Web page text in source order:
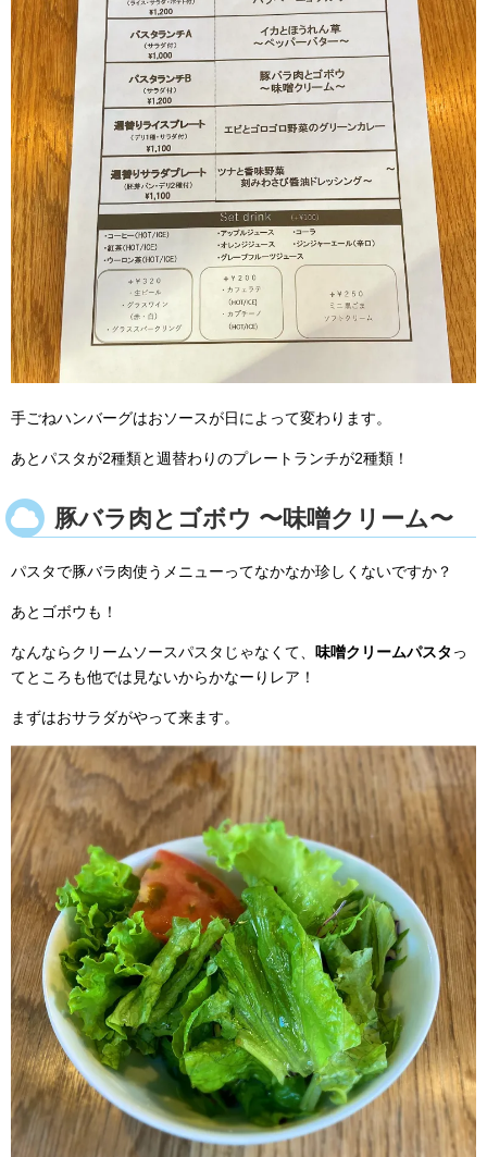
手ごねハンバーグはおソースが日によって変わります。
あとパスタが2種類と週替わりのプレートランチが2種類！
豚バラ肉とゴボウ 〜味噌クリーム〜
パスタで豚バラ肉使うメニューってなかなか珍しくないですか？
あとゴボウも！
なんならクリームソースパスタじゃなくて、 味噌クリームパスタ っ
てところも他では見ないからかなーりレア！
まずはおサラダがやって来ます。